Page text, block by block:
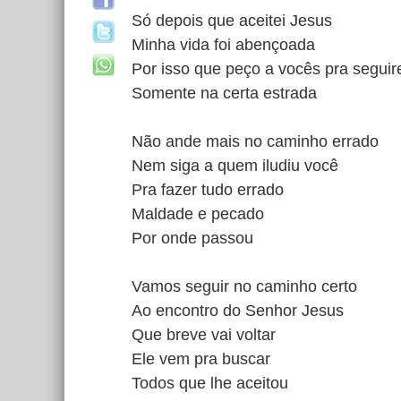
Só depois que aceitei Jesus
Minha vida foi abençoada
Por isso que peço a vocês pra
Somente na certa estrada
Não ande mais no caminho errado
Nem siga a quem iludiu você
Pra fazer tudo errado
Maldade e pecado
Por onde passou
Vamos seguir no caminho certo
Ao encontro do Senhor Jesus
Que breve vai voltar
Ele vem pra buscar
Todos que lhe aceitou